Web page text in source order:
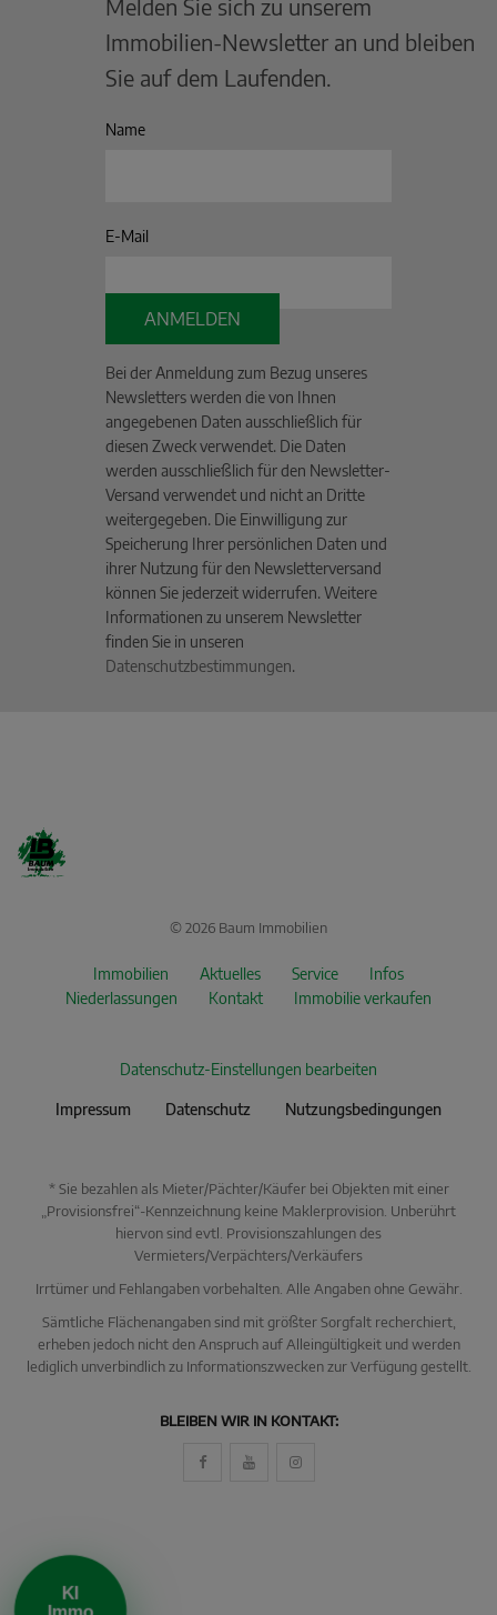
KI
Immo
Beschreiben Sie kurz, was Sie suchen.
Melden Sie sich zu unserem
Immobilien-Newsletter an und bleiben
Sie auf dem Laufenden.
Name
E-Mail
ANMELDEN
Bei der Anmeldung zum Bezug unseres
Newsletters werden die von Ihnen
angegebenen Daten ausschließlich für
diesen Zweck verwendet. Die Daten
werden ausschließlich für den Newsletter-
Versand verwendet und nicht an Dritte
weitergegeben. Die Einwilligung zur
Speicherung Ihrer persönlichen Daten und
ihrer Nutzung für den Newsletterversand
können Sie jederzeit widerrufen. Weitere
Informationen zu unserem Newsletter
finden Sie in unseren
Datenschutzbestimmungen.
© 2026 Baum Immobilien
Immobilien Aktuelles Service
Infos
Niederlassungen
Kontakt Immobilie verkaufen
Datenschutz-Einstellungen bearbeiten
Impressum Datenschutz Nutzungsbedingungen
* Sie bezahlen als Mieter/Pächter/Käufer bei Objekten mit einer
„Provisionsfrei“-Kennzeichnung keine Maklerprovision. Unberührt
hiervon sind evtl. Provisionszahlungen des
Vermieters/Verpächters/Verkäufers
Irrtümer und Fehlangaben vorbehalten. Alle Angaben ohne Gewähr.
Sämtliche Flächenangaben sind mit größter Sorgfalt recherchiert,
erheben jedoch nicht den Anspruch auf Alleingültigkeit und werden
lediglich unverbindlich zu Informationszwecken zur Verfügung gestellt.
BLEIBEN WIR IN KONTAKT: